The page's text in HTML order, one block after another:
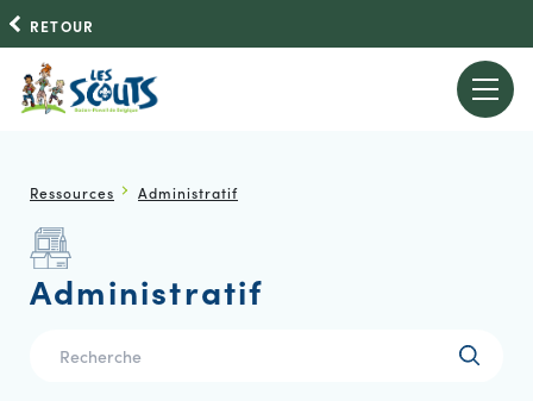
RETOUR
Ressources Administratif
Administratif